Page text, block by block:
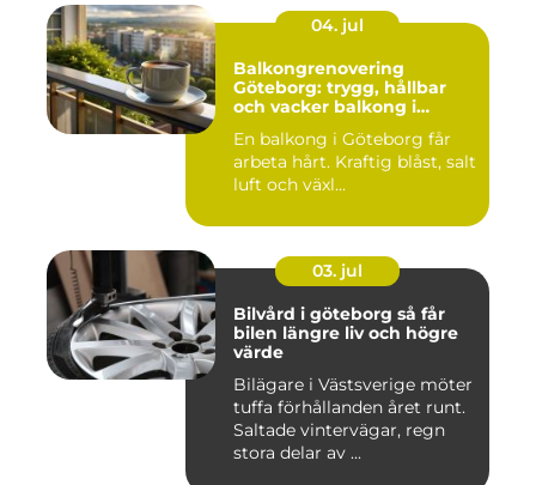
04. jul
Balkongrenovering
Göteborg: trygg, hållbar
och vacker balkong i
En balkong i Göteborg får
arbeta hårt. Kraftig blåst, salt
luft och växl...
03. jul
Bilvård i göteborg så får
bilen längre liv och högre
värde
Bilägare i Västsverige möter
tuffa förhållanden året runt.
Saltade vintervägar, regn
stora delar av ...